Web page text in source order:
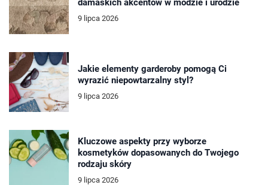
damaskich akcentów w modzie i urodzie
9 lipca 2026
Jakie elementy garderoby pomogą Ci
wyrazić niepowtarzalny styl?
9 lipca 2026
Kluczowe aspekty przy wyborze
kosmetyków dopasowanych do Twojego
rodzaju skóry
9 lipca 2026